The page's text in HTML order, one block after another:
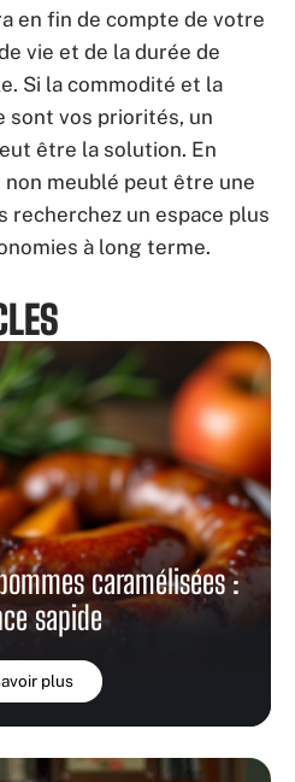
en fin de compte de votre
vie et de la durée de
Si la commodité et la
vos priorités, un
être la solution. En
meublé peut être une
recherchez un espace plus
à long terme.
caramélisées :
sapide
plus